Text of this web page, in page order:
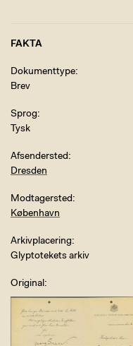
FAKTA
Dokumenttype
Brev
Sprog
Tysk
Afsendersted
Dresden
Modtagersted
København
Arkivplacering
Glyptotekets arkiv
Original